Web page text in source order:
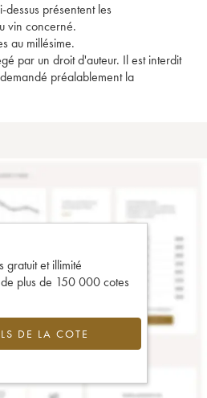
dessus présentent les
vin concerné.
au millésime.
par un droit d'auteur. Il est interdit
préalablement la
gratuit et illimité
de plus de 150 000 cotes
DE LA COTE